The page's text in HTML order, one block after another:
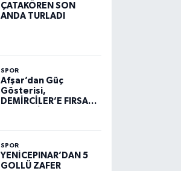
ÇATAKÖREN SON
ANDA TURLADI
SPOR
Afşar’dan Güç
Gösterisi,
DEMİRCİLER’E FIRSAT
SPOR
YENİCEPINAR’DAN 5
GOLLÜ ZAFER